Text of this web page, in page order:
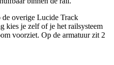
overige Lucide Track
kies je zelf of je het railsysteem
voorziet. Op de armatuur zit 2